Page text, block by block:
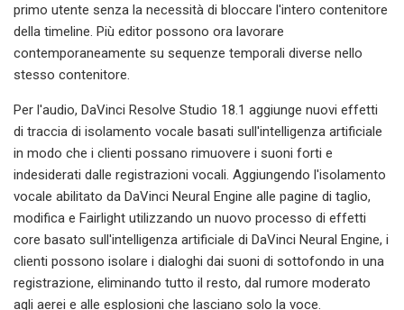
primo utente senza la necessità di bloccare l'intero contenitore
della timeline. Più editor possono ora lavorare
contemporaneamente su sequenze temporali diverse nello
stesso contenitore.
Per l'audio, DaVinci Resolve Studio 18.1 aggiunge nuovi effetti
di traccia di isolamento vocale basati sull'intelligenza artificiale
in modo che i clienti possano rimuovere i suoni forti e
indesiderati dalle registrazioni vocali. Aggiungendo l'isolamento
vocale abilitato da DaVinci Neural Engine alle pagine di taglio,
modifica e Fairlight utilizzando un nuovo processo di effetti
core basato sull'intelligenza artificiale di DaVinci Neural Engine, i
clienti possono isolare i dialoghi dai suoni di sottofondo in una
registrazione, eliminando tutto il resto, dal rumore moderato
agli aerei e alle esplosioni che lasciano solo la voce.